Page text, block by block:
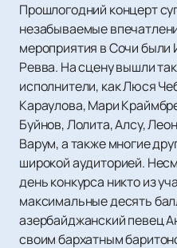
Прошлогодний концерт
незабываемые
мероприятия в Сочи были
Ревва. На сцену вышли
исполнители, как Люся
Караулова, Мари
Буйнов, Лолита, Алсу,
Варум, а также многие
широкой аудиторией.
день конкурса никто из
максимальные десять
азербайджанский певец
своим бархатным